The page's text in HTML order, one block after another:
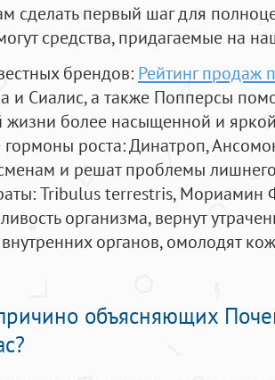
сделать первый шаг для
средства, придагаемые на
брендов: Рейтинг продаж
и Сиалис, а также Попперсы
жизни более насыщенной и
гормоны роста: Динатроп,
и решат проблемы
Tribulus terrestris, Мориамин
организма, вернут
органов, омолодят
объясняющих